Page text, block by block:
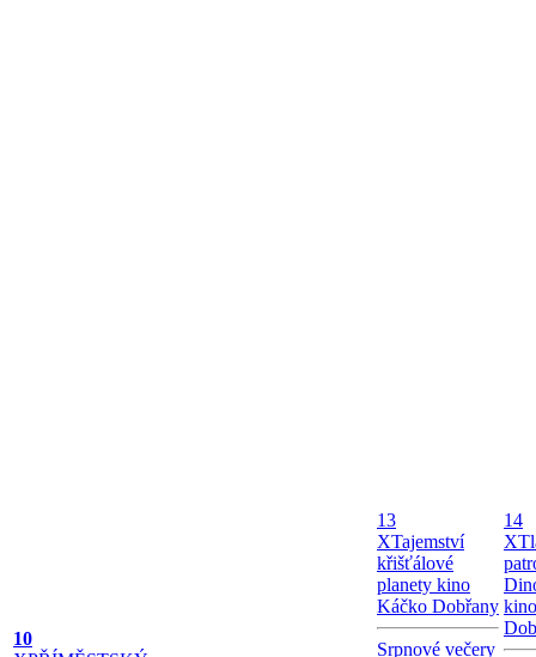
10
13
XTajemství
křišťálové
planety kino
Káčko Dobřany
Srpnové večery
14
X